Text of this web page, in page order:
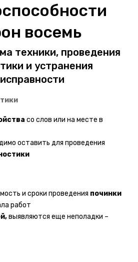
восемь
техники, проведения
и устранения
со слов или на месте в
оставить для проведения
и сроки проведения починки
работ
выявляются еще неполадки –